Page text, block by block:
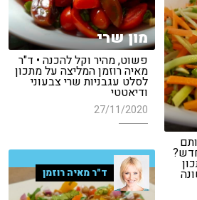
מון שרי
פשוט, מהיר וקל להכנה • ד"ר
מאיה רוזמן המליצה על מתכון
לסלט עגבניות שרי צבעוני
ודיאטטי
27/11/2020
ד"ר מאיה רוזמן